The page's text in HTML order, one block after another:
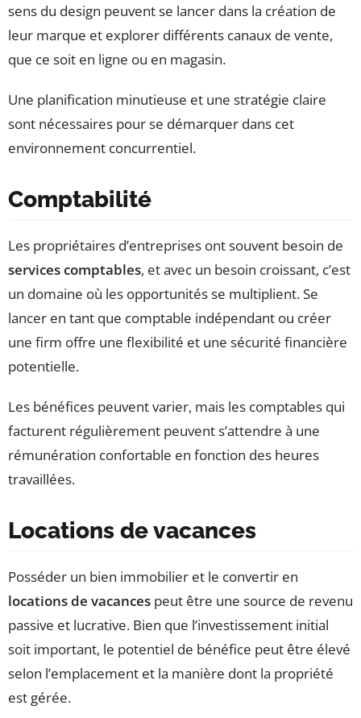
sens du design peuvent se lancer dans la création de
leur marque et explorer différents canaux de vente,
que ce soit en ligne ou en magasin.
Une planification minutieuse et une stratégie claire
sont nécessaires pour se démarquer dans cet
environnement concurrentiel.
Comptabilité
Les propriétaires d’entreprises ont souvent besoin de
services comptables, et avec un besoin croissant, c’est
un domaine où les opportunités se multiplient. Se
lancer en tant que comptable indépendant ou créer
une firm offre une flexibilité et une sécurité financière
potentielle.
Les bénéfices peuvent varier, mais les comptables qui
facturent régulièrement peuvent s’attendre à une
rémunération confortable en fonction des heures
travaillées.
Locations de vacances
Posséder un bien immobilier et le convertir en
locations de vacances peut être une source de revenu
passive et lucrative. Bien que l’investissement initial
soit important, le potentiel de bénéfice peut être élevé
selon l’emplacement et la manière dont la propriété
est gérée.